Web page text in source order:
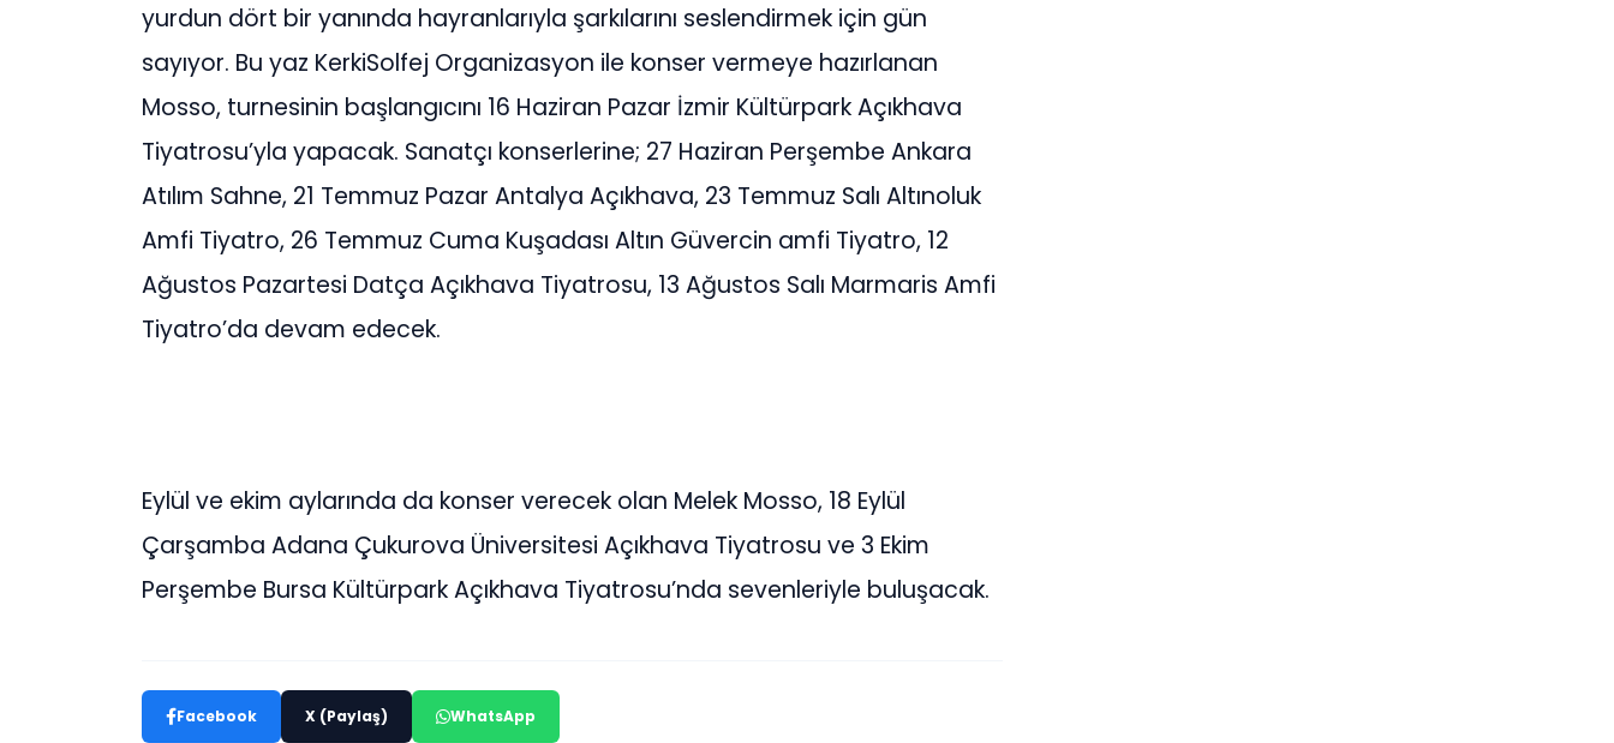
yurdun dört bir yanında hayranlarıyla şarkılarını seslendirmek için gün
sayıyor. Bu yaz KerkiSolfej Organizasyon ile konser vermeye hazırlanan
Mosso, turnesinin başlangıcını 16 Haziran Pazar İzmir Kültürpark Açıkhava
Tiyatrosu’yla yapacak. Sanatçı konserlerine; 27 Haziran Perşembe Ankara
Atılım Sahne, 21 Temmuz Pazar Antalya Açıkhava, 23 Temmuz Salı Altınoluk
Amfi Tiyatro, 26 Temmuz Cuma Kuşadası Altın Güvercin amfi Tiyatro, 12
Ağustos Pazartesi Datça Açıkhava Tiyatrosu, 13 Ağustos Salı Marmaris Amfi
Tiyatro’da devam edecek.
Eylül ve ekim aylarında da konser verecek olan Melek Mosso, 18 Eylül
Çarşamba Adana Çukurova Üniversitesi Açıkhava Tiyatrosu ve 3 Ekim
Perşembe Bursa Kültürpark Açıkhava Tiyatrosu’nda sevenleriyle buluşacak.
Facebook X (Paylaş) WhatsApp